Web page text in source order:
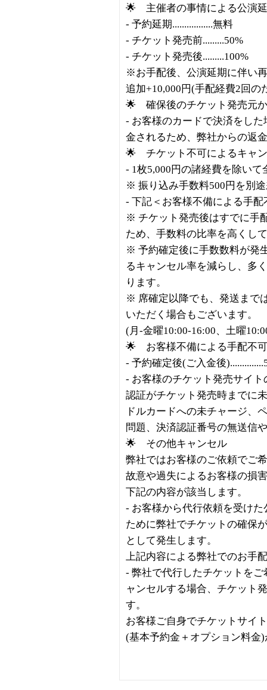
🌟 主催者の事情による公演
- 予約延期.................無料
- チケット発売前.........50%
- チケット発売後.........100%
※お手配後、公演延期に伴い
追加+10,000円(手配経費2回の
🌟 確保後のチケット発売元
- お客様のカードで決済をし
金されるため、弊社からの返
🌟 チケット不可によるキャ
- 1枚5,000円の諸経費を除いて
※ 振り込み手数料500円を別
- 下記＜お客様不備による手
※ チケット発売後はすでに手
ため、手数料の比率を高くし
※ 予約確定後に手数数料が発
るキャンセル率を減らし、多
ります。
※ 席確定以降でも、発送まで
いただく場合もございます。
(月-金曜10:00-16:00、土曜
🌟 お客様不備による手配不可
- 予約確定後(ご入金後
- お客様のチケット発売サイ
認証がチケット発売時までに
ドルカードへの未チャージ、
問題、決済認証番号の無送信
🌟 その他キャンセル
弊社ではお客様のご依頼でご
故意や過失によるお客様の損
下記の内容が該当します。
- お客様から代行依頼を受け
ために弊社でチケットの確保
として発生します。
上記内容による弊社でのお手
- 弊社で代行したチケットを
ャンセルする場合、チケット
す。
お客様ご自身でチケットサイ
(基本予約金＋オプション料金